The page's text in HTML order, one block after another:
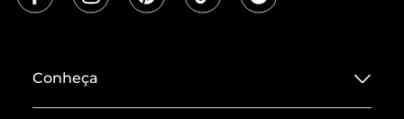
Conheça